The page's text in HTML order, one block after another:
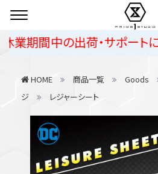
間中の出荷・サポートに関
HOME 商品一覧 Goods
ジ
レジャーシート